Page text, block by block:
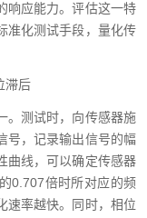
响应能力。评估这一特
准化测试手段，量化传
滞后
。测试时，向传感器施
号，记录输出信号的幅
曲线，可以确定传感器
0.707倍时所对应的频
速率越快。同时，相位